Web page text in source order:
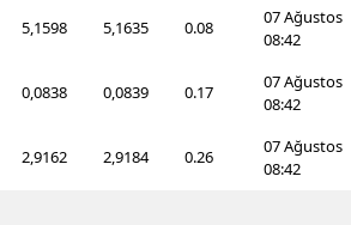
5,1598 5,1635 0.08
07 Ağustos
08:42
0,0838 0,0839 0.17
07 Ağustos
08:42
2,9162 2,9184 0.26
07 Ağustos
08:42